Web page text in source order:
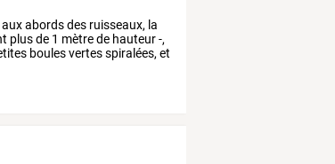
auxabordsdes ruisseaux, la
plusde 1 mètrede hauteur-,
boulesvertesspiralées,et